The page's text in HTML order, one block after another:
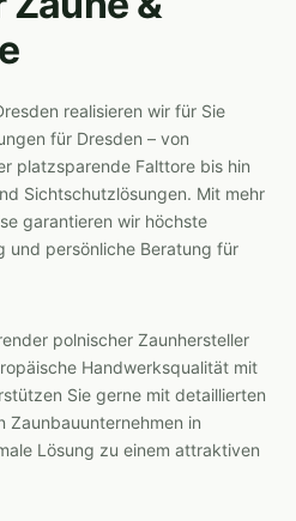
realisieren wir für Sie
für Dresden – von
platzsparende Falttore bis hin
Sichtschutzlösungen. Mit mehr
garantieren wir höchste
und persönliche Beratung für
polnischer Zaunhersteller
Handwerksqualität mit
Sie gerne mit detaillierten
Zaunbauunternehmen in
Lösung zu einem attraktiven